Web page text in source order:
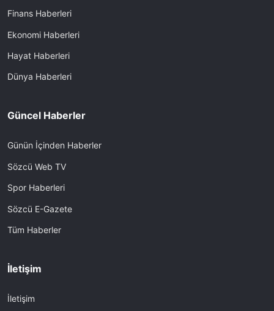
Finans Haberleri
Ekonomi Haberleri
Hayat Haberleri
Dünya Haberleri
Güncel Haberler
Günün İçinden Haberler
Sözcü Web TV
Spor Haberleri
Sözcü E-Gazete
Tüm Haberler
İletişim
İletişim